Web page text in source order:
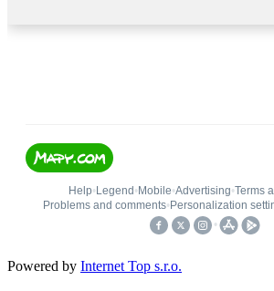
Powered by Internet Top s.r.o.